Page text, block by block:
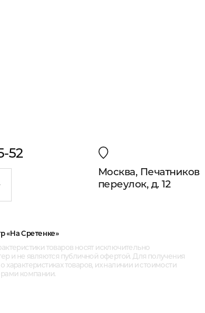
52
Москва, Печатников
переулок, д. 12
«На Сретенке»
товаров носят исключительно
и не являются публичной офертой. Для получения
товаров, их наличии и стоимости
компании.